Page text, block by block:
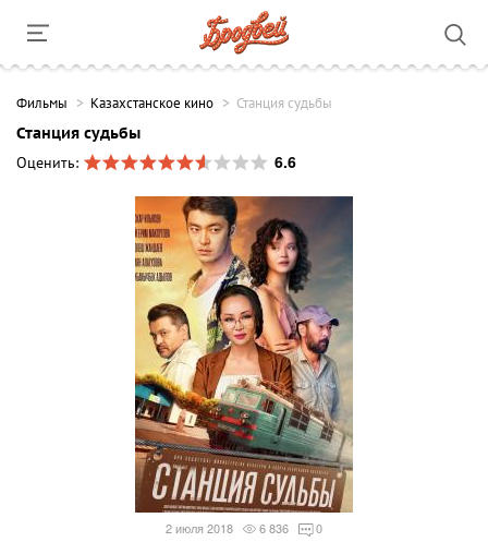
Фильмы Казахстанское кино Станция судьбы
Станция судьбы
Оценить:
6.6
2 июля 2018 6 836 0